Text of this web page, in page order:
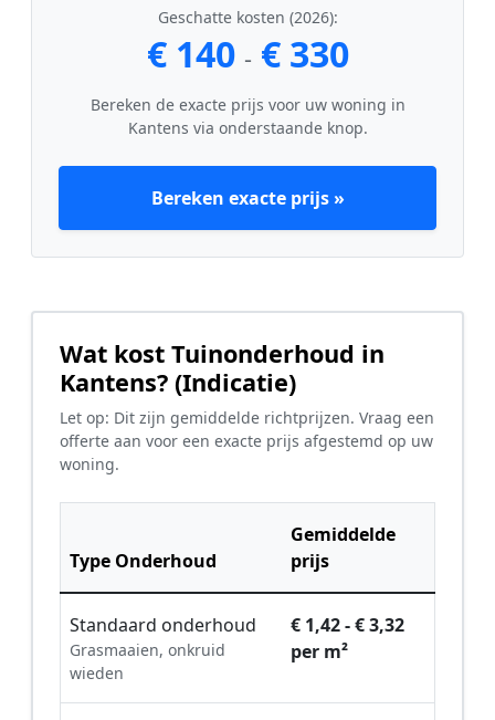
Geschatte kosten (2026):
€ 140 - € 330
Bereken de exacte prijs voor uw woning in
Kantens via onderstaande knop.
Bereken exacte prijs »
Wat kost Tuinonderhoud in
Kantens? (Indicatie)
Let op: Dit zijn gemiddelde richtprijzen. Vraag een
offerte aan voor een exacte prijs afgestemd op uw
woning.
Type Onderhoud
Gemiddelde
prijs
Standaard onderhoud
Grasmaaien, onkruid
wieden
€ 1,42 - € 3,32
per m²